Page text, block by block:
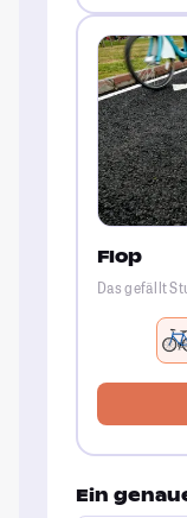
Flop
Das gefällt
Ein